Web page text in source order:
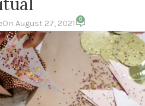
On August 27, 2021 0